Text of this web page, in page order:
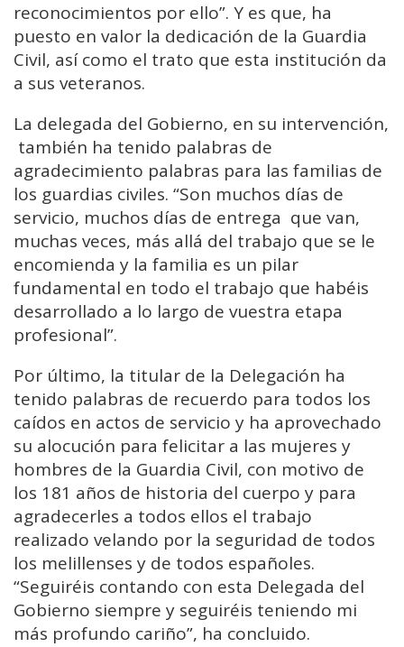
reconocimientos por ello”. Y es que, ha
puesto en valor la dedicación de la Guardia
Civil, así como el trato que esta institución da
a sus veteranos.
La delegada del Gobierno, en su intervención,
también ha tenido palabras de
agradecimiento palabras para las familias de
los guardias civiles. “Son muchos días de
servicio, muchos días de entrega que van,
muchas veces, más allá del trabajo que se le
encomienda y la familia es un pilar
fundamental en todo el trabajo que habéis
desarrollado a lo largo de vuestra etapa
profesional”.
Por último, la titular de la Delegación ha
tenido palabras de recuerdo para todos los
caídos en actos de servicio y ha aprovechado
su alocución para felicitar a las mujeres y
hombres de la Guardia Civil, con motivo de
los 181 años de historia del cuerpo y para
agradecerles a todos ellos el trabajo
realizado velando por la seguridad de todos
los melillenses y de todos españoles.
“Seguiréis contando con esta Delegada del
Gobierno siempre y seguiréis teniendo mi
más profundo cariño”, ha concluido.